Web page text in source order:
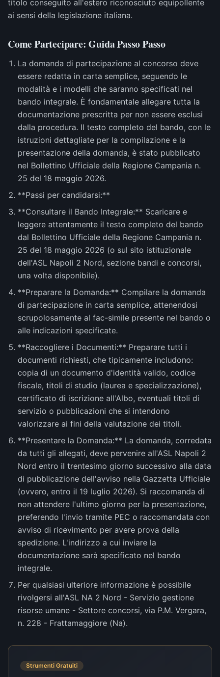
titolo conseguito all'estero riconosciuto equipollente
ai sensi della legislazione italiana.
Come Partecipare: Guida Passo Passo
La domanda di partecipazione al concorso deve
essere redatta in carta semplice, seguendo le
modalità e i modelli che saranno specificati nel
bando integrale. È fondamentale allegare tutta la
documentazione prescritta per non essere esclusi
dalla procedura. Il testo completo del bando, con le
istruzioni dettagliate per la compilazione e la
presentazione della domanda, è stato pubblicato
nel Bollettino Ufficiale della Regione Campania n.
25 del 18 maggio 2026.
**Passi per candidarsi:**
**Consultare il Bando Integrale:** Scaricare e
leggere attentamente il testo completo del bando
dal Bollettino Ufficiale della Regione Campania n.
25 del 18 maggio 2026 (o sul sito istituzionale
dell'ASL Napoli 2 Nord, sezione bandi e concorsi,
una volta disponibile).
**Preparare la Domanda:** Compilare la domanda
di partecipazione in carta semplice, attenendosi
scrupolosamente al fac-simile presente nel bando o
alle indicazioni specificate.
**Raccogliere i Documenti:** Preparare tutti i
documenti richiesti, che tipicamente includono:
copia di un documento d'identità valido, codice
fiscale, titoli di studio (laurea e specializzazione),
certificato di iscrizione all'Albo, eventuali titoli di
servizio o pubblicazioni che si intendono
valorizzare ai fini della valutazione dei titoli.
**Presentare la Domanda:** La domanda, corredata
da tutti gli allegati, deve pervenire all'ASL Napoli 2
Nord entro il trentesimo giorno successivo alla data
di pubblicazione dell'avviso nella Gazzetta Ufficiale
(ovvero, entro il 19 luglio 2026). Si raccomanda di
non attendere l'ultimo giorno per la presentazione,
preferendo l'invio tramite PEC o raccomandata con
avviso di ricevimento per avere prova della
spedizione. L'indirizzo a cui inviare la
documentazione sarà specificato nel bando
integrale.
Per qualsiasi ulteriore informazione è possibile
rivolgersi all'ASL NA 2 Nord - Servizio gestione
risorse umane - Settore concorsi, via P.M. Vergara,
n. 228 - Frattamaggiore (Na).
Strumenti Gratuiti